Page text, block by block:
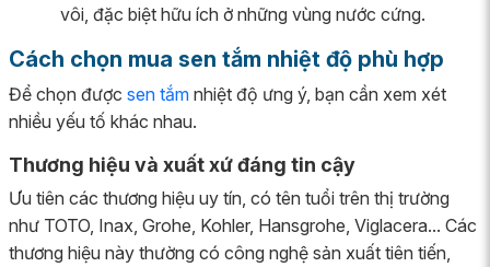
vôi, đặc biệt hữu ích ở những vùng nước cứng.
Cách chọn mua sen tắm nhiệt độ phù hợp
Để chọn được sen tắm nhiệt độ ưng ý, bạn cần xem xét
nhiều yếu tố khác nhau.
Thương hiệu và xuất xứ đáng tin cậy
Ưu tiên các thương hiệu uy tín, có tên tuổi trên thị trường
như TOTO, Inax, Grohe, Kohler, Hansgrohe, Viglacera... Các
thương hiệu này thường có công nghệ sản xuất tiên tiến,